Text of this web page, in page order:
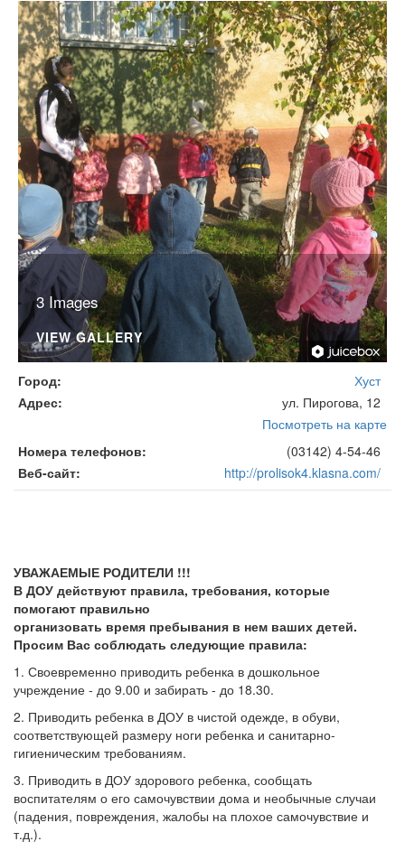
3 Images
VIEW GALLERY
Город
Хуст
Адрес
ул. Пирогова, 12
Посмотреть на карте
Номера телефонов
(03142) 4-54-46
Веб-сайт
http://prolisok4.klasna.com/
УВАЖАЕМЫЕ РОДИТЕЛИ !!!
В ДОУ действуют правила, требования, которые
помогают правильно
организовать время пребывания в нем ваших детей.
Просим Вас соблюдать следующие правила:
1. Своевременно приводить ребенка в дошкольное
учреждение - до 9.00 и забирать - до 18.30.
2. Приводить ребенка в ДОУ в чистой одежде, в обуви,
соответствующей размеру ноги ребенка и санитарно-
гигиеническим требованиям.
3. Приводить в ДОУ здорового ребенка, сообщать
воспитателям о его самочувствии дома и необычные случаи
(падения, повреждения, жалобы на плохое самочувствие и
т.д.).